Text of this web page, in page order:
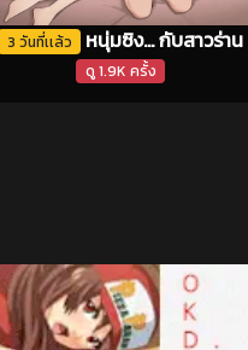
3 วันที่เเล้ว หนุ่มซิง... กับสาวร่าน
ดู 1.9K ครั้ง